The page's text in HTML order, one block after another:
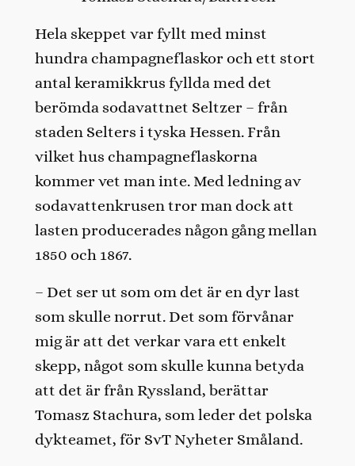
Hela skeppet var fyllt med minst
hundra champagneflaskor och ett stort
antal keramikkrus fyllda med det
berömda sodavattnet Seltzer – från
staden Selters i tyska Hessen. Från
vilket hus champagneflaskorna
kommer vet man inte. Med ledning av
sodavattenkrusen tror man dock att
lasten producerades någon gång mellan
1850 och 1867.
– Det ser ut som om det är en dyr last
som skulle norrut. Det som förvånar
mig är att det verkar vara ett enkelt
skepp, något som skulle kunna betyda
att det är från Ryssland, berättar
Tomasz Stachura, som leder det polska
dykteamet, för SvT Nyheter Småland.